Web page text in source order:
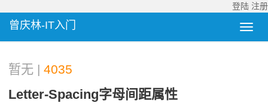
登陆 注册
曾庆林-IT入门
暂无 |4035
Letter-Spacing字母间距属性